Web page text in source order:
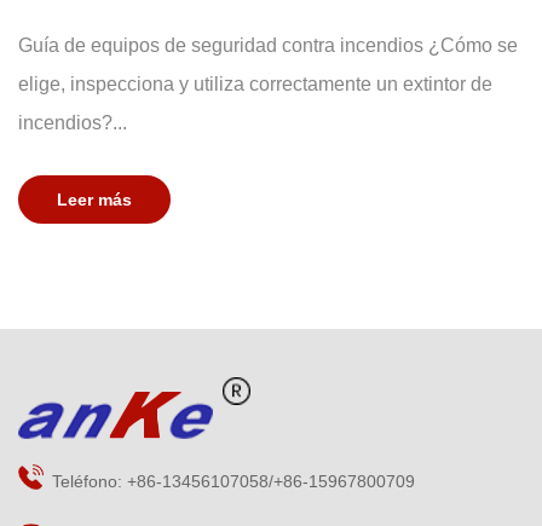
Guía de equipos de seguridad contra incendios ¿Cómo se
elige, inspecciona y utiliza correctamente un extintor de
incendios?...
Leer más
Teléfono: +86-13456107058/+86-15967800709